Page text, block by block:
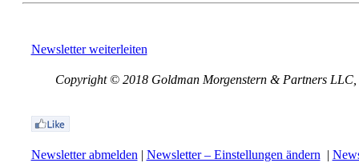
Newsletter weiterleiten
Copyright © 2018 Goldman Morgenstern & Partners LLC,
Newsletter abmelden| Newsletter – Einstellungen ändern|